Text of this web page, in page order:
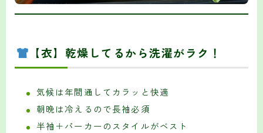
【衣】乾燥してるから洗濯がラク！
気候は年間通してカラッと快適
朝晩は冷えるので長袖必須
半袖＋パーカーのスタイルがベスト